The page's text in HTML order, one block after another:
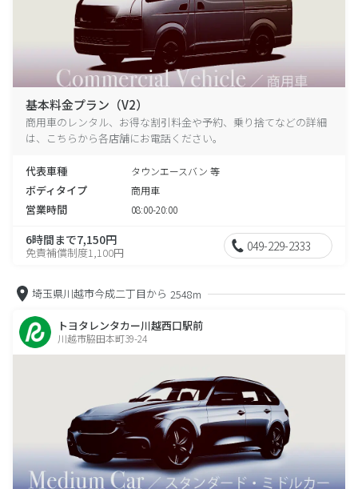
基本料金プラン（V2）
商用車のレンタル、お得な割引料金や予約、乗り捨てなどの詳細
は、こちらから各店舗にお電話ください。
代表車種 タウンエースバン 等
ボディタイプ 商用車
営業時間 08:00-20:00
6時間まで7,150円
免責補償制度1,100円 049-229-2333
埼玉県川越市今成二丁目から 2548m
トヨタレンタカー川越西口駅前
川越市脇田本町39-24